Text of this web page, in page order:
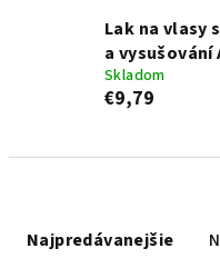
Lak na vlasy
a vysušování
Skladom
€9,79
Najpredávanejšie